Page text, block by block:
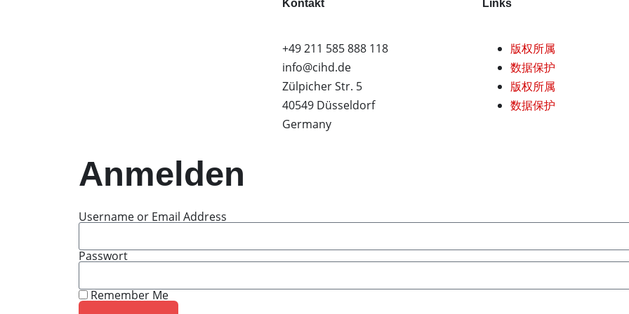
Kontakt
+49 211 585 888 118
info@cihd.de
Zülpicher Str. 5
40549 Düsseldorf
Germany
Links
版权所属
数据保护
版权所属
数据保护
Anmelden
Username or Email Address
Passwort
Remember Me